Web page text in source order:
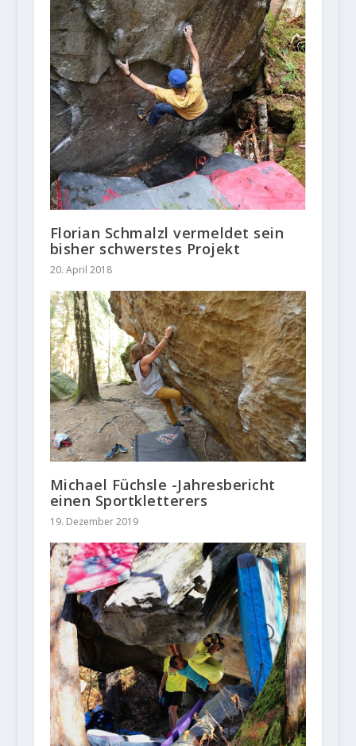
Florian Schmalzl vermeldet sein
bisher schwerstes Projekt
20. April 2018
Michael Füchsle -Jahresbericht
einen Sportkletterers
19. Dezember 2019